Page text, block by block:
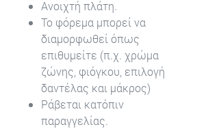
Ανοιχτή πλάτη.
Το φόρεμα μπορεί να
διαμορφωθεί όπως
επιθυμείτε (π.χ. χρώμα
ζώνης, φιόγκου, επιλογή
δαντέλας και μάκρος)
Ράβεται κατόπιν
παραγγελίας.